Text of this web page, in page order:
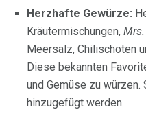
Herzhafte Gewürze:
Kräutermischungen, Mrs.
Meersalz, Chilischoten
Diese bekannten
und Gemüse zu würzen.
hinzugefügt werden.